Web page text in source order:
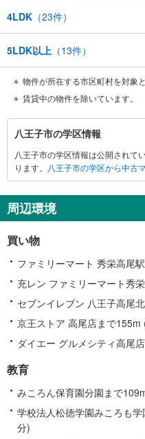
4LDK （23件）
5LDK以上 （13件）
物件が所在する市区町村を対象
賃貸中の物件を除いています。
八
王
子
市
関
す
情
報
八王子市の学区情報
八王子市の学区情報は公開されて
ります。
八王子市の学区から中古
周辺環境
買い物
ファミリーマート 秀栄高尾
充レン ファミリーマート秀
セブンイレブン 八王子高尾
京王ストア 高尾店まで155m
ダイエー グルメシティ高尾
教育
みころん保育園分園まで
学校法人松徳学園みころも
分)